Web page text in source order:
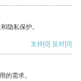
隐私保护。
支持[0] 反对[0]
的需求。